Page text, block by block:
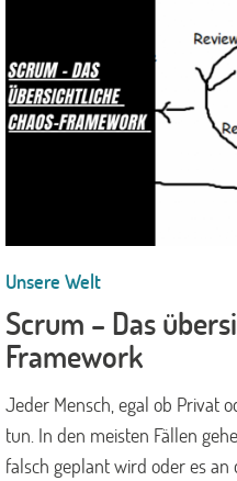
Unsere Welt
Scrum – Das
Framework
Jeder Mensch, egal ob Privat
tun. In den meisten Fällen
falsch geplant wird oder es an